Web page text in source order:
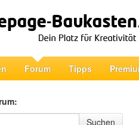
Forum Tipps
Suchen